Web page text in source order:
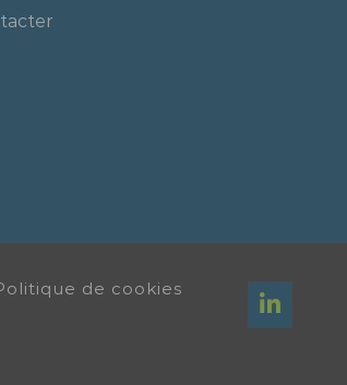
de cookies